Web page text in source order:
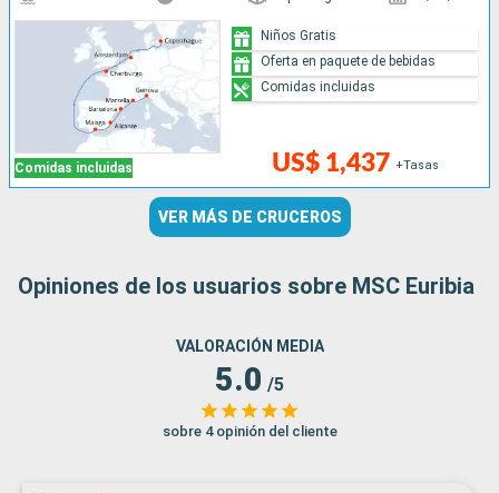
Comidas incluidas US$ 1,437 +Tasas
Niños Gratis
Oferta en paquete de bebidas
Comidas incluidas
VER MÁS DE CRUCEROS
Opiniones de los usuarios sobre MSC Euribia
VALORACIÓN MEDIA
5.0 /5
sobre 4 opinión del cliente